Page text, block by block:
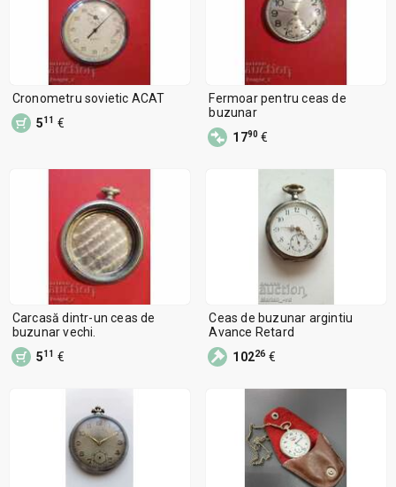
Cronometru sovietic ACAT
511 €
Fermoar pentru ceas de
buzunar
1790 €
Carcasă dintr-un ceas de
buzunar vechi.
511 €
Ceas de buzunar argintiu
Avance Retard
10226 €